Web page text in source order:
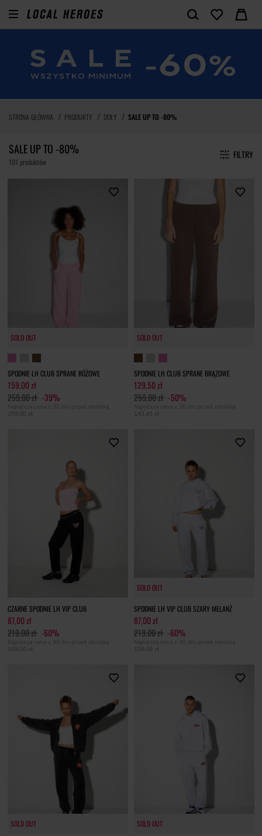
STRONA GŁÓWNA PRODUKTY DOŁY SALE UP TO -80%
SALE UP TO -80%
101 produktów
FILTRY
SOLD OUT
SPODNIE LH CLUB SPRANE RÓŻOWE
159,00 zł
259,00 zł -39%
Najniższa cena z 30 dni przed obniżką
259,00 zł
SOLD OUT
SPODNIE LH CLUB SPRANE BRĄZOWE
129,50 zł
259,00 zł -50%
Najniższa cena z 30 dni przed obniżką
142,45 zł
CZARNE SPODNIE LH VIP CLUB
87,00 zł
219,00 zł -60%
Najniższa cena z 30 dni przed obniżką
109,00 zł
SOLD OUT
SOLD OUT
SPODNIE LH VIP CLUB SZARY MELANŻ
87,00 zł
219,00 zł -60%
Najniższa cena z 30 dni przed obniżką
109,00 zł
SOLD OUT
SOLD OUT SOLD OUT
SOLD OUT